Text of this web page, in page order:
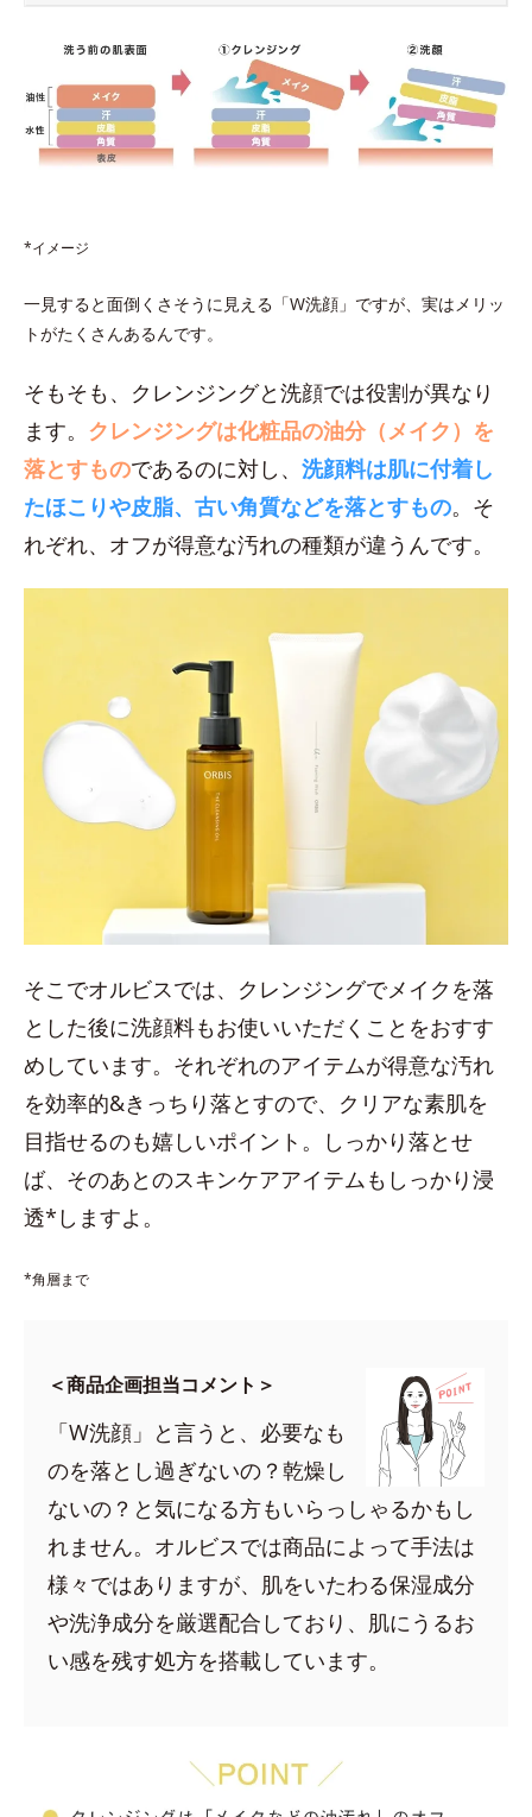
*イメージ
一見すると面倒くさそうに見える「W洗顔」ですが、実はメリッ
トがたくさんあるんです。
そもそも、クレンジングと洗顔では役割が異なり
ます。 クレンジングは化粧品の油分（メイク）を
落とすものであるのに対し、 洗顔料は肌に付着し
たほこりや皮脂、古い角質などを落とすもの。そ
れぞれ、オフが得意な汚れの種類が違うんです。
そこでオルビスでは、クレンジングでメイクを落
とした後に洗顔料もお使いいただくことをおすす
めしています。それぞれのアイテムが得意な汚れ
を効率的&きっちり落とすので、クリアな素肌を
目指せるのも嬉しいポイント。しっかり落とせ
ば、そのあとのスキンケアアイテムもしっかり浸
透*しますよ。
*角層まで
＜商品企画担当コメント＞
「W洗顔」と言うと、必要なも
のを落とし過ぎないの？乾燥し
ないの？と気になる方もいらっしゃるかもし
れません。オルビスでは商品によって手法は
様々ではありますが、肌をいたわる保湿成分
や洗浄成分を厳選配合しており、肌にうるお
い感を残す処方を搭載しています。